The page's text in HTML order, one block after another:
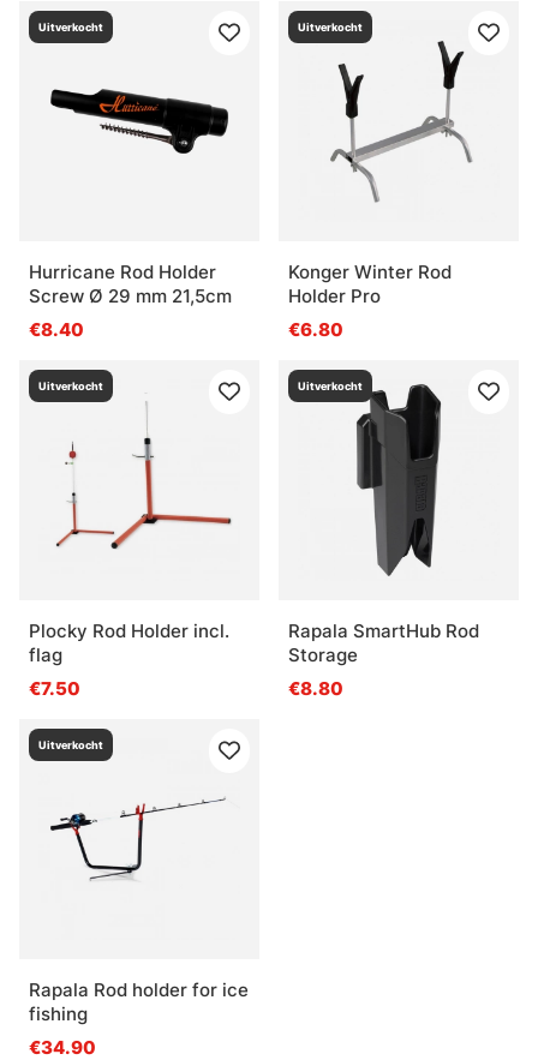
Uitverkocht
Hurricane Rod Holder
Screw Ø 29 mm 21,5cm
€8.40
Uitverkocht
Konger Winter Rod
Holder Pro
€6.80
Uitverkocht
Plocky Rod Holder incl.
flag
€7.50
Uitverkocht
Rapala SmartHub Rod
Storage
€8.80
Uitverkocht
Rapala Rod holder for ice
fishing
€34.90